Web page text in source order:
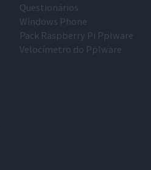
Questionários
Windows Phone
Pack Raspberry Pi Pplware
Velocímetro do Pplware